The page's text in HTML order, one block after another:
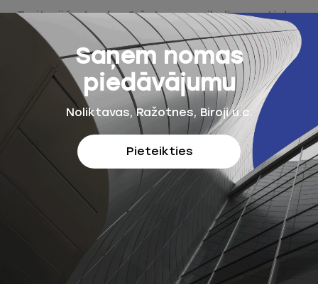
Teritorijā atrodas 2 ēstuves, veikali un aptieka.
Saņem nomas
piedāvājumu
Noliktavas, Ražotnes, Biroji u.c.
Pieteikties